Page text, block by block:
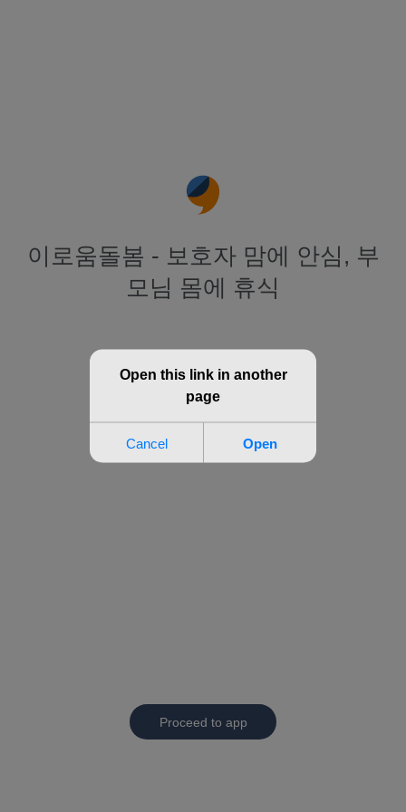
이로움돌봄 - 보호자 맘에 안심, 부
모님 몸에 휴식
Proceed to app